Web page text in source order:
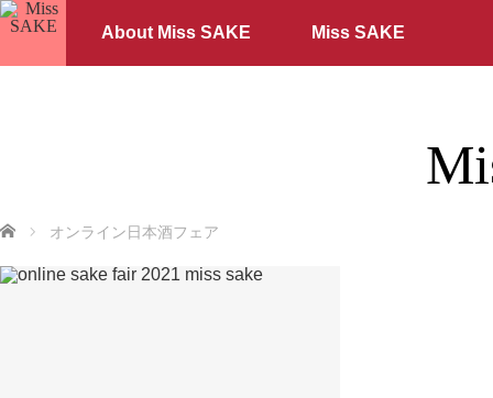
About Miss SAKE Miss SAKE
ホーム オンライン日本酒フェア